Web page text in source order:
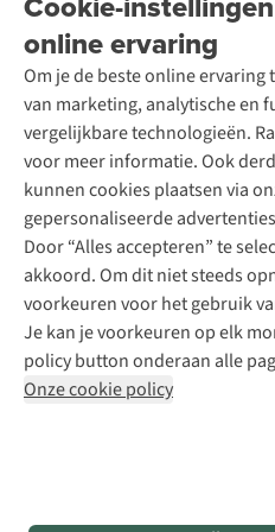
online ervaring
Om je de beste online
van marketing, analytische en
vergelijkbare technologieën.
voor meer informatie. Ook
kunnen cookies plaatsen via
gepersonaliseerde
Door “Alles accepteren” te
akkoord. Om dit niet steeds
voorkeuren voor het gebruik
Je kan je voorkeuren op elk
policy button onderaan alle
Onze cookie policy
Garantie
Contact
Over A.S.Adventure
Toegankelijkheidsverklaring
Wasservice
Schoenonderhoud
Schoenherstelling
Kledingherstelling
Retouches
Voor bedrijven
A.S.Magazine
Podcast
Explore Academy
Explore Camp
Gear Check
Inspiratie & advies
Meld je aan voor de
Disclaimer Privacy Policy